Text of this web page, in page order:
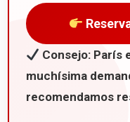
Consejo: París
muchísima
recomendamos